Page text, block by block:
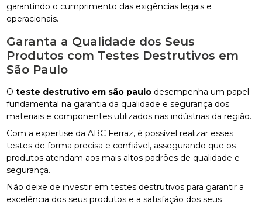
garantindo o cumprimento das exigências legais e
operacionais.
Garanta a Qualidade dos Seus
Produtos com Testes Destrutivos em
São Paulo
Oteste destrutivo em são paulo desempenha um papel
fundamental na garantia da qualidade e segurança dos
materiais e componentes utilizados nas indústrias da região.
Com a expertise da ABC Ferraz, é possível realizar esses
testes de forma precisa e confiável, assegurando que os
produtos atendam aos mais altos padrões de qualidade e
segurança.
Não deixe de investir em testes destrutivos para garantir a
excelência dos seus produtos e a satisfação dos seus